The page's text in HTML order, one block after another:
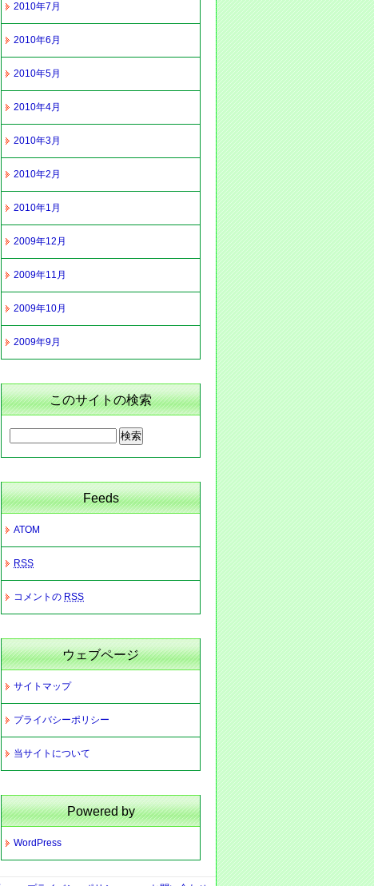
2010年7月
2010年6月
2010年5月
2010年4月
2010年3月
2010年2月
2010年1月
2009年12月
2009年11月
2009年10月
2009年9月
このサイトの検索
Feeds
ATOM
RSS
コメントの RSS
ウェブページ
サイトマップ
プライバシーポリシー
当サイトについて
Powered by
WordPress